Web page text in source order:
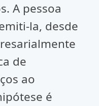
A pessoa
la, desde
de
ao
é